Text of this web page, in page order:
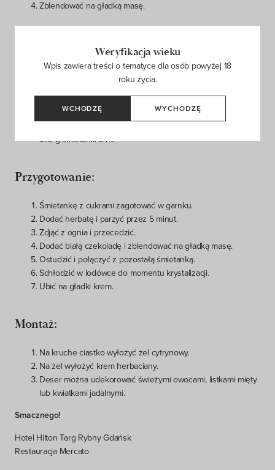
Zblendować na gładką masę.
250 g śmietanki 34% (do zagotowania)
25 g cukru inwertowanego
25 g syropu glukozowego
30 g herbaty Dragon Pearl Jasmin
375 g śmietanki 34%
Przygotowanie:
Śmietankę z cukrami zagotować w garnku.
Dodać herbatę i parzyć przez 5 minut.
Zdjąć z ognia i przecedzić.
Dodać białą czekoladę i zblendować na gładką masę.
Ostudzić i połączyć z pozostałą śmietanką.
Schłodzić w lodówce do momentu krystalizacji.
Ubić na gładki krem.
Montaż:
Na kruche ciastko wyłożyć żel cytrynowy.
Na żel wyłożyć krem herbaciany.
Deser można udekorować świeżymi owocami, listkami mięty
lub kwiatkami jadalnymi.
Smacznego!
Hotel Hilton Targ Rybny Gdańsk
Restauracja Mercato
Weryfikacja wieku
Wpis zawiera treści o tematyce dla osób powyżej 18
roku życia.
WCHODZĘ WYCHODZĘ